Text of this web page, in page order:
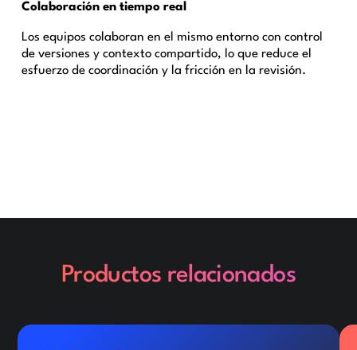
Colaboración en tiempo real
Los equipos colaboran en el mismo entorno con control
de versiones y contexto compartido, lo que reduce el
esfuerzo de coordinación y la fricción en la revisión.
Productos relacionados